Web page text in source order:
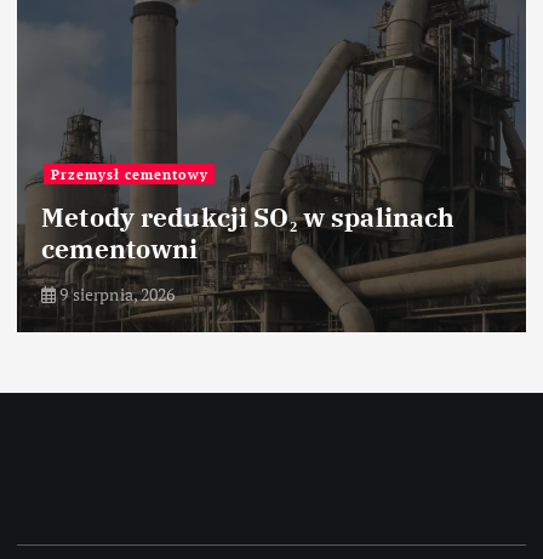
Przemysł cementowy
Metody redukcji SO₂ w spalinach
cementowni
9 sierpnia, 2026